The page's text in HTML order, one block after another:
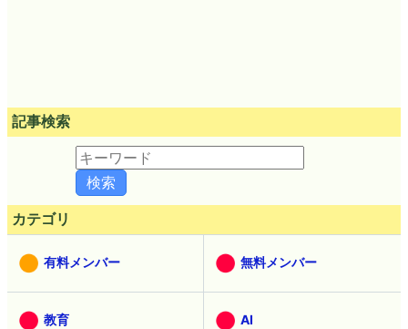
記事検索
カテゴリ
有料メンバー 無料メンバー
教育 AI